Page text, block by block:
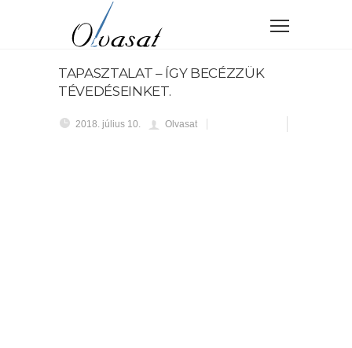
TAPASZTALAT – ÍGY BECÉZZÜK
TÉVEDÉSEINKET.
2018. július 10. Olvasat